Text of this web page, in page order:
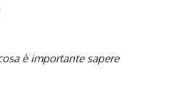
è importante sapere